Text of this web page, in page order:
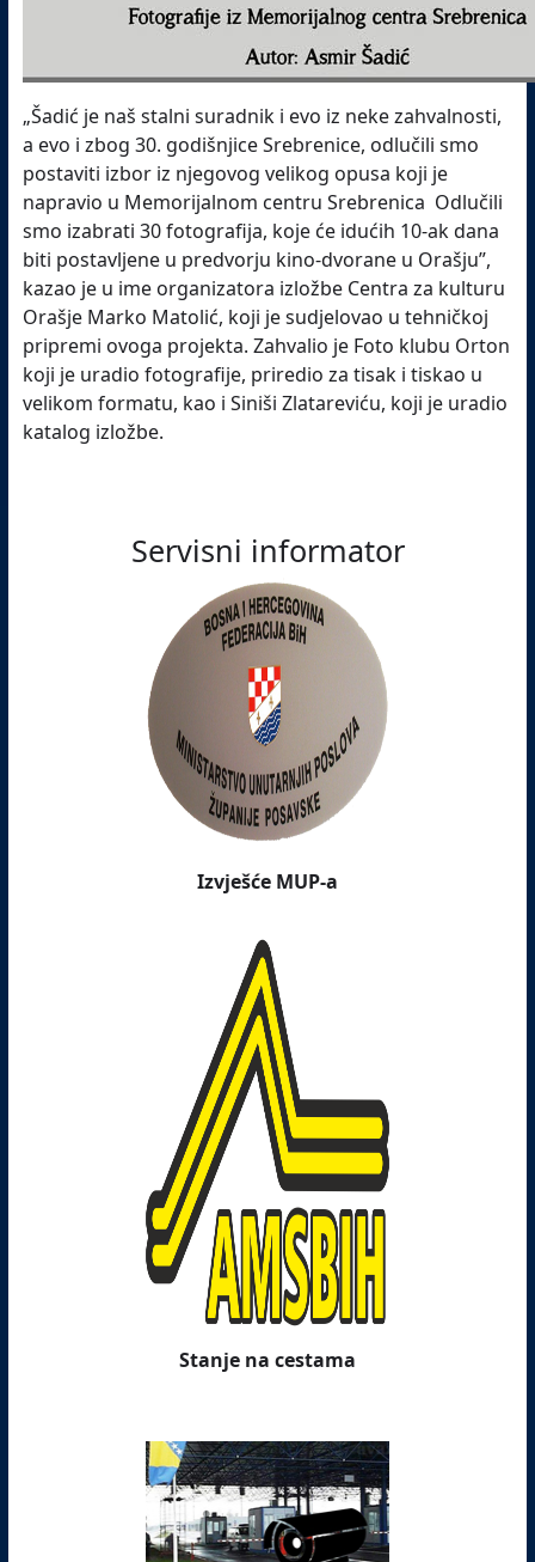
„Šadić je naš stalni suradnik i evo iz neke zahvalnosti,
a evo i zbog 30. godišnjice Srebrenice, odlučili smo
postaviti izbor iz njegovog velikog opusa koji je
napravio u Memorijalnom centru Srebrenica Odlučili
smo izabrati 30 fotografija, koje će idućih 10-ak dana
biti postavljene u predvorju kino-dvorane u Orašju”,
kazao je u ime organizatora izložbe Centra za kulturu
Orašje Marko Matolić, koji je sudjelovao u tehničkoj
pripremi ovoga projekta. Zahvalio je Foto klubu Orton
koji je uradio fotografije, priredio za tisak i tiskao u
velikom formatu, kao i Siniši Zlatareviću, koji je uradio
katalog izložbe.
Servisni informator
Izvješće MUP-a
Stanje na cestama